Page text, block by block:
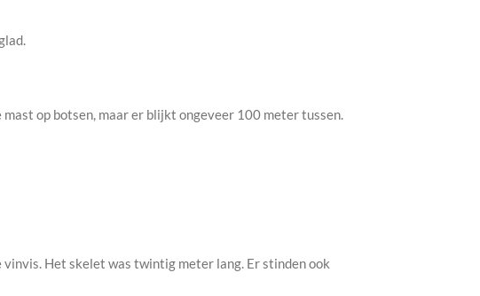
op botsen, maar er blijkt ongeveer 100 meter tussen.
Het skelet was twintig meter lang. Er stinden ook